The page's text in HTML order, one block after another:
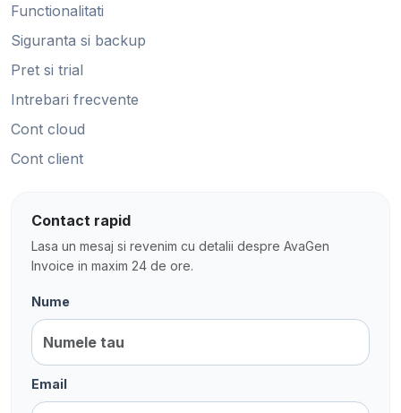
Functionalitati
Siguranta si backup
Pret si trial
Intrebari frecvente
Cont cloud
Cont client
Contact rapid
Lasa un mesaj si revenim cu detalii despre AvaGen
Invoice in maxim 24 de ore.
Nume
Email